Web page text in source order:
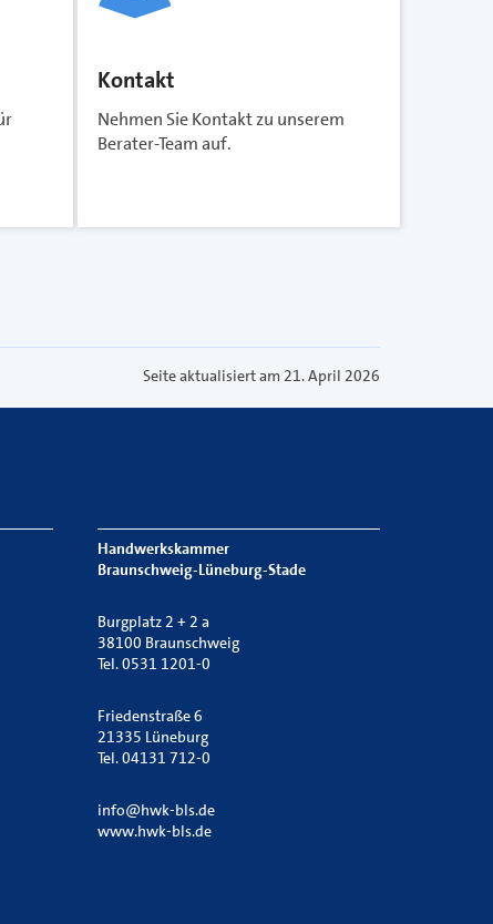
Kontakt
Nehmen Sie Kontakt zu unserem
Berater-Team auf.
Seite aktualisiert am 21. April 2026
Handwerkskammer
Braunschweig-Lüneburg-Stade
Burgplatz 2 + 2 a
38100 Braunschweig
Tel. 0531 1201-0
Friedenstraße 6
21335 Lüneburg
Tel. 04131 712-0
info@hwk-bls.de
www.hwk-bls.de